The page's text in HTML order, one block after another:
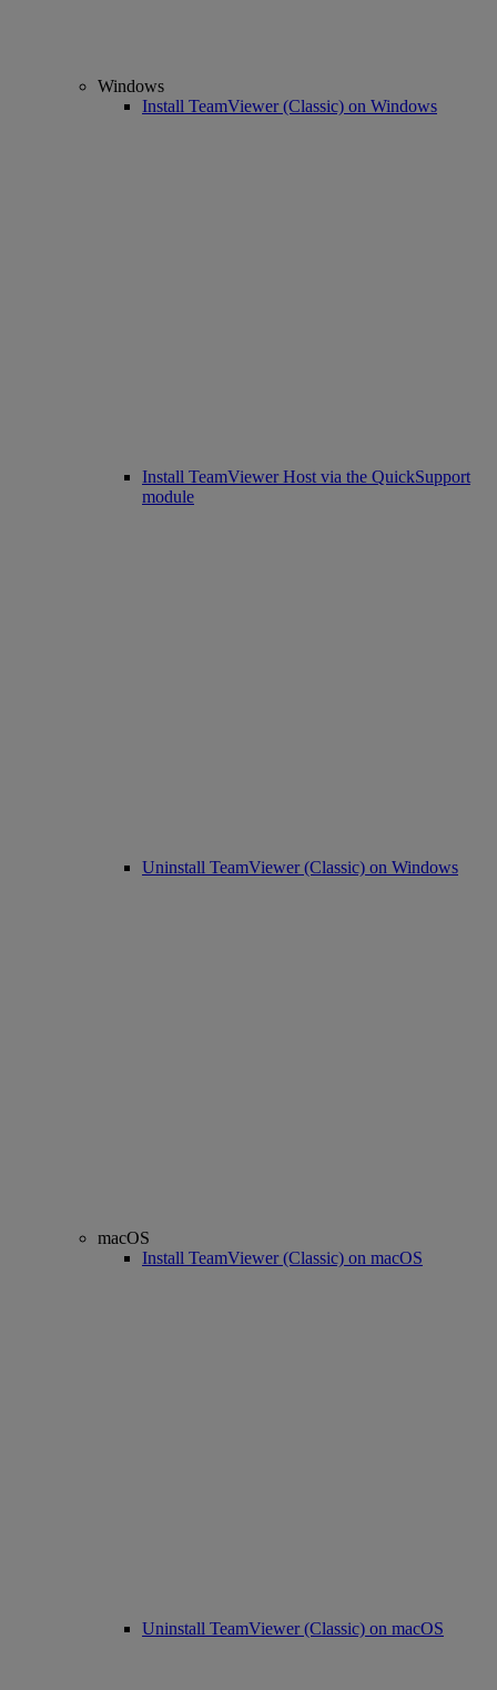
Windows
Install TeamViewer (Classic) on Windows
Install TeamViewer Host via the QuickSupport
module
Uninstall TeamViewer (Classic) on Windows
macOS
Install TeamViewer (Classic) on macOS
Uninstall TeamViewer (Classic) on macOS